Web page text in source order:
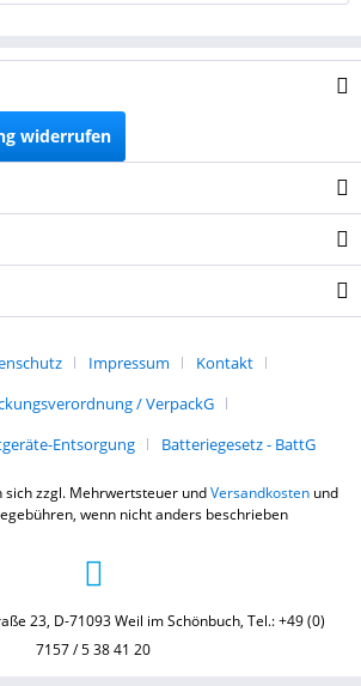
widerrufen
Impressum
Kontakt
/ VerpackG
Entsorgung
Batteriegesetz - BattG
zzgl. Mehrwertsteuer undVersandkostenund
wenn nicht anders beschrieben
23, D-71093 Weil im Schönbuch, Tel.: +49 (0)
7157 / 5 38 41 20